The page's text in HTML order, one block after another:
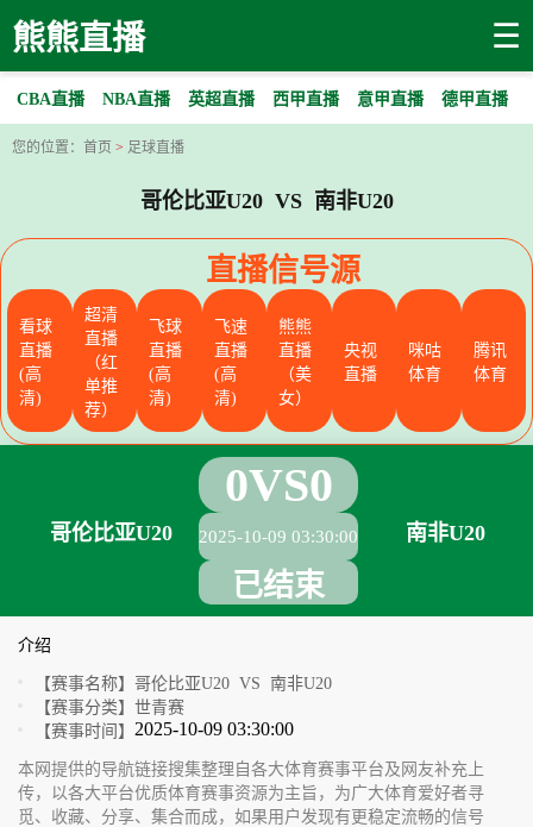
熊熊直播 ☰
CBA直播 NBA直播 英超直播 西甲直播 意甲直播 德甲直播
您的位置： 首页 > 足球直播
哥伦比亚U20 VS 南非U20
直播信号源
看球
直播
(高
清)
超清
直播
（红
单推
荐）
飞球
直播
(高
清)
飞速
直播
(高
清)
熊熊
直播
（美
女）
央视
直播
咪咕
体育
腾讯
体育
哥伦比亚U20
0VS0
2025-10-09 03:30:00
已结束
南非U20
介绍
【赛事名称】 哥伦比亚U20 VS 南非U20
【赛事分类】 世青赛
【赛事时间】 2025-10-09 03:30:00
本网提供的导航链接搜集整理自各大体育赛事平台及网友补充上
传，以各大平台优质体育赛事资源为主旨，为广大体育爱好者寻
觅、收藏、分享、集合而成，如果用户发现有更稳定流畅的信号